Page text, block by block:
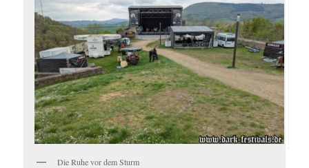
Die Ruhe vor dem Sturm